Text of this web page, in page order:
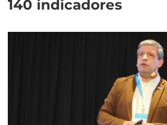
140 indicadores